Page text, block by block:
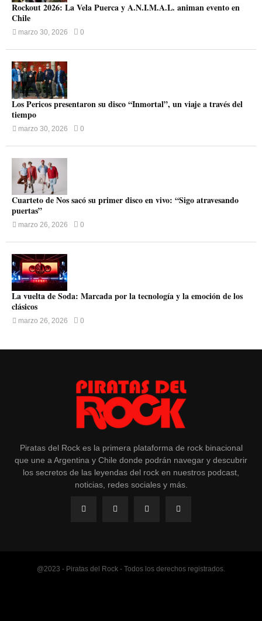
Rockout 2026: La Vela Puerca y A.N.I.M.A.L. animan evento en
Chile
marzo 30, 2026 0
Los Pericos presentaron su disco “Inmortal”, un viaje a través del
tiempo
marzo 30, 2026 0
Cuarteto de Nos sacó su primer disco en vivo: “Sigo atravesando
puertas”
marzo 26, 2026 0
La vuelta de Soda: Marcada por la tecnología y la emoción de los
clásicos
marzo 26, 2026 0
Piratas del Rock es la primera plataforma de rock binacional
que une a Argentina y Chile donde podrán navegar y descubrir
los secretos de las leyendas del rock en nuestros podcast,
noticias, redes sociales y más.
@2023 - Piratas del Rock - Todos los derechos registrados.